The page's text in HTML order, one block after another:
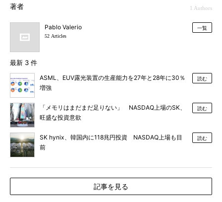
著者 1 Authors
Pablo Valerio
52 Articles
一覧
最新 3 件
ASML、EUV露光装置の生産能力を27年と28年に30％
増強
読む
「メモリはまだまだ足りない」 NASDAQ上場のSK、
旺盛な投資意欲
読む
SK hynix、韓国内に118兆円投資 NASDAQ上場も目
前
読む
記事を見る